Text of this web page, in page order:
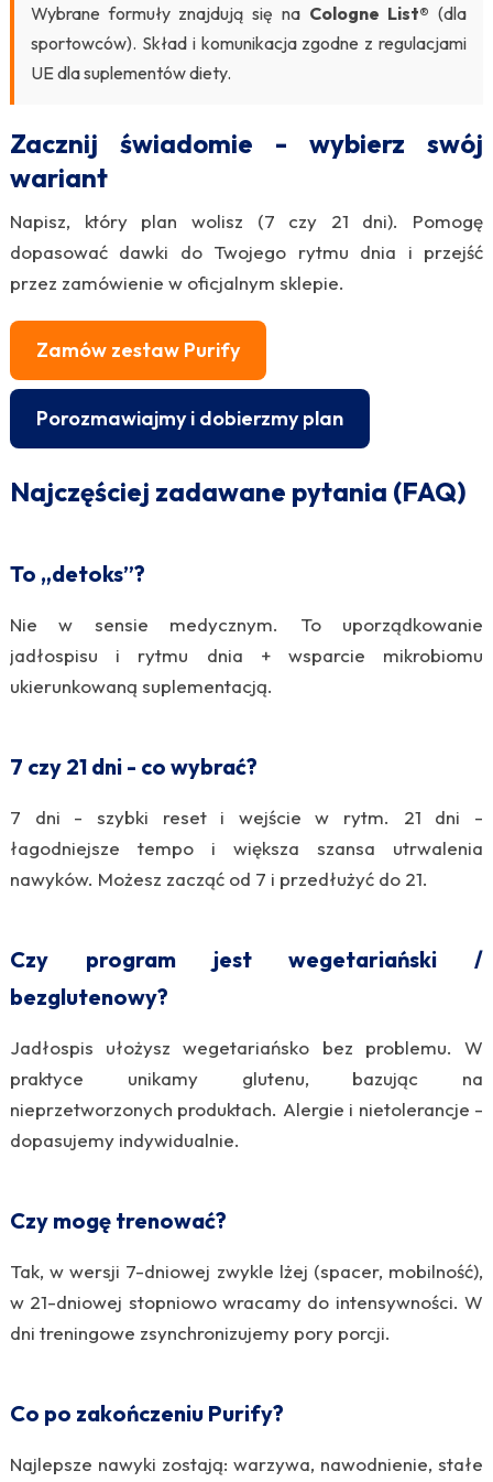
Wybrane formuły znajdują się na Cologne List® (dla
sportowców). Skład i komunikacja zgodne z regulacjami
UE dla suplementów diety.
Zacznij świadomie - wybierz swój
wariant
Napisz, który plan wolisz (7 czy 21 dni). Pomogę
dopasować dawki do Twojego rytmu dnia i przejść
przez zamówienie w oficjalnym sklepie.
Zamów zestaw Purify
Porozmawiajmy i dobierzmy plan
Najczęściej zadawane pytania (FAQ)
To „detoks”?
Nie w sensie medycznym. To uporządkowanie
jadłospisu i rytmu dnia + wsparcie mikrobiomu
ukierunkowaną suplementacją.
7 czy 21 dni - co wybrać?
7 dni - szybki reset i wejście w rytm. 21 dni -
łagodniejsze tempo i większa szansa utrwalenia
nawyków. Możesz zacząć od 7 i przedłużyć do 21.
Czy program jest wegetariański /
bezglutenowy?
Jadłospis ułożysz wegetariańsko bez problemu. W
praktyce unikamy glutenu, bazując na
nieprzetworzonych produktach. Alergie i nietolerancje -
dopasujemy indywidualnie.
Czy mogę trenować?
Tak, w wersji 7-dniowej zwykle lżej (spacer, mobilność),
w 21-dniowej stopniowo wracamy do intensywności. W
dni treningowe zsynchronizujemy pory porcji.
Co po zakończeniu Purify?
Najlepsze nawyki zostają: warzywa, nawodnienie, stałe